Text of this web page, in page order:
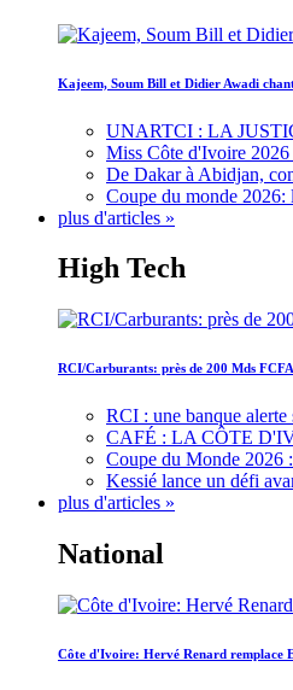
Kajeem, Soum Bill et Didier Awadi
UNARTCI : LA
Miss Côte d'Ivoire 2026
De Dakar à Abidjan,
Coupe du monde
plus d'articles »
High Tech
RCI/Carburants: près de 200 Mds
RCI : une banque alerte
CAFÉ : LA CÔTE
Coupe du Monde 2026
Kessié lance un défi
plus d'articles »
National
Côte d'Ivoire: Hervé Renard remplace